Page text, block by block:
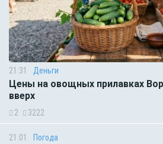
21:31 Деньги
Цены на овощных прилавках
вверх
2 3222
21:01 Погода